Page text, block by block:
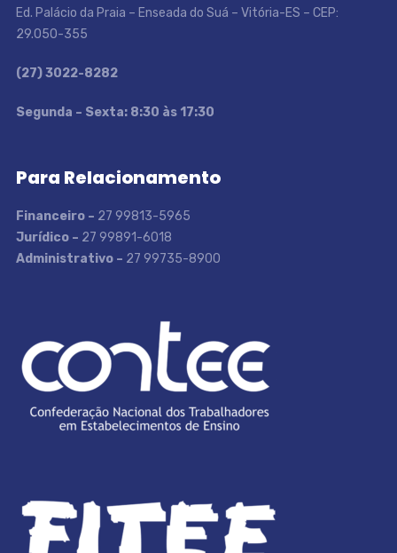
Ed. Palácio da Praia – Enseada do Suá – Vitória-ES – CEP:
29.050-355
(27) 3022-8282
Segunda – Sexta: 8:30 às 17:30
Para Relacionamento
Financeiro – 27 99813-5965
Jurídico – 27 99891-6018
Administrativo – 27 99735-8900